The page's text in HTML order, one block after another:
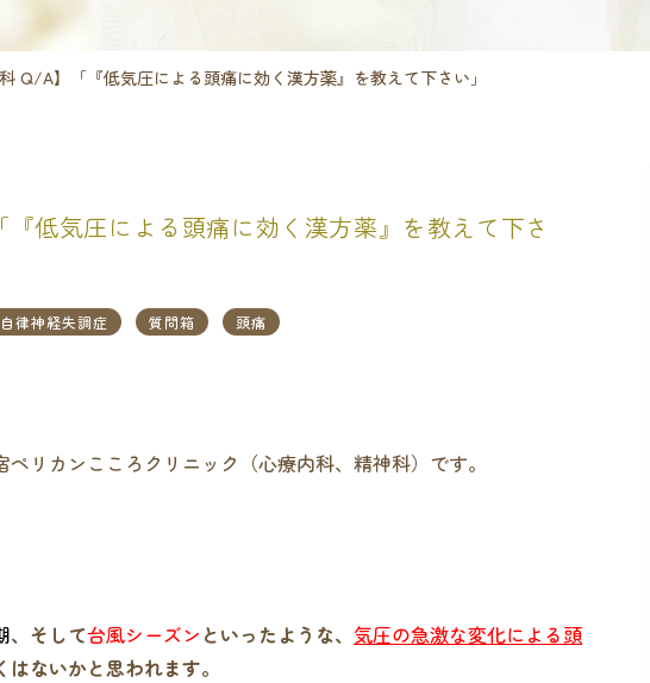
科 Q/A】「『低気圧による頭痛に効く漢方薬』を教えて下さい」
『低気圧による頭痛に効く漢方薬』を教えて下さ
自律神経失調症 質問箱 頭痛
リカンこころクリニック（心療内科、精神科）です。
、そして台風シーズン といったような、 気圧の急激な変化による頭
ないかと思われます。